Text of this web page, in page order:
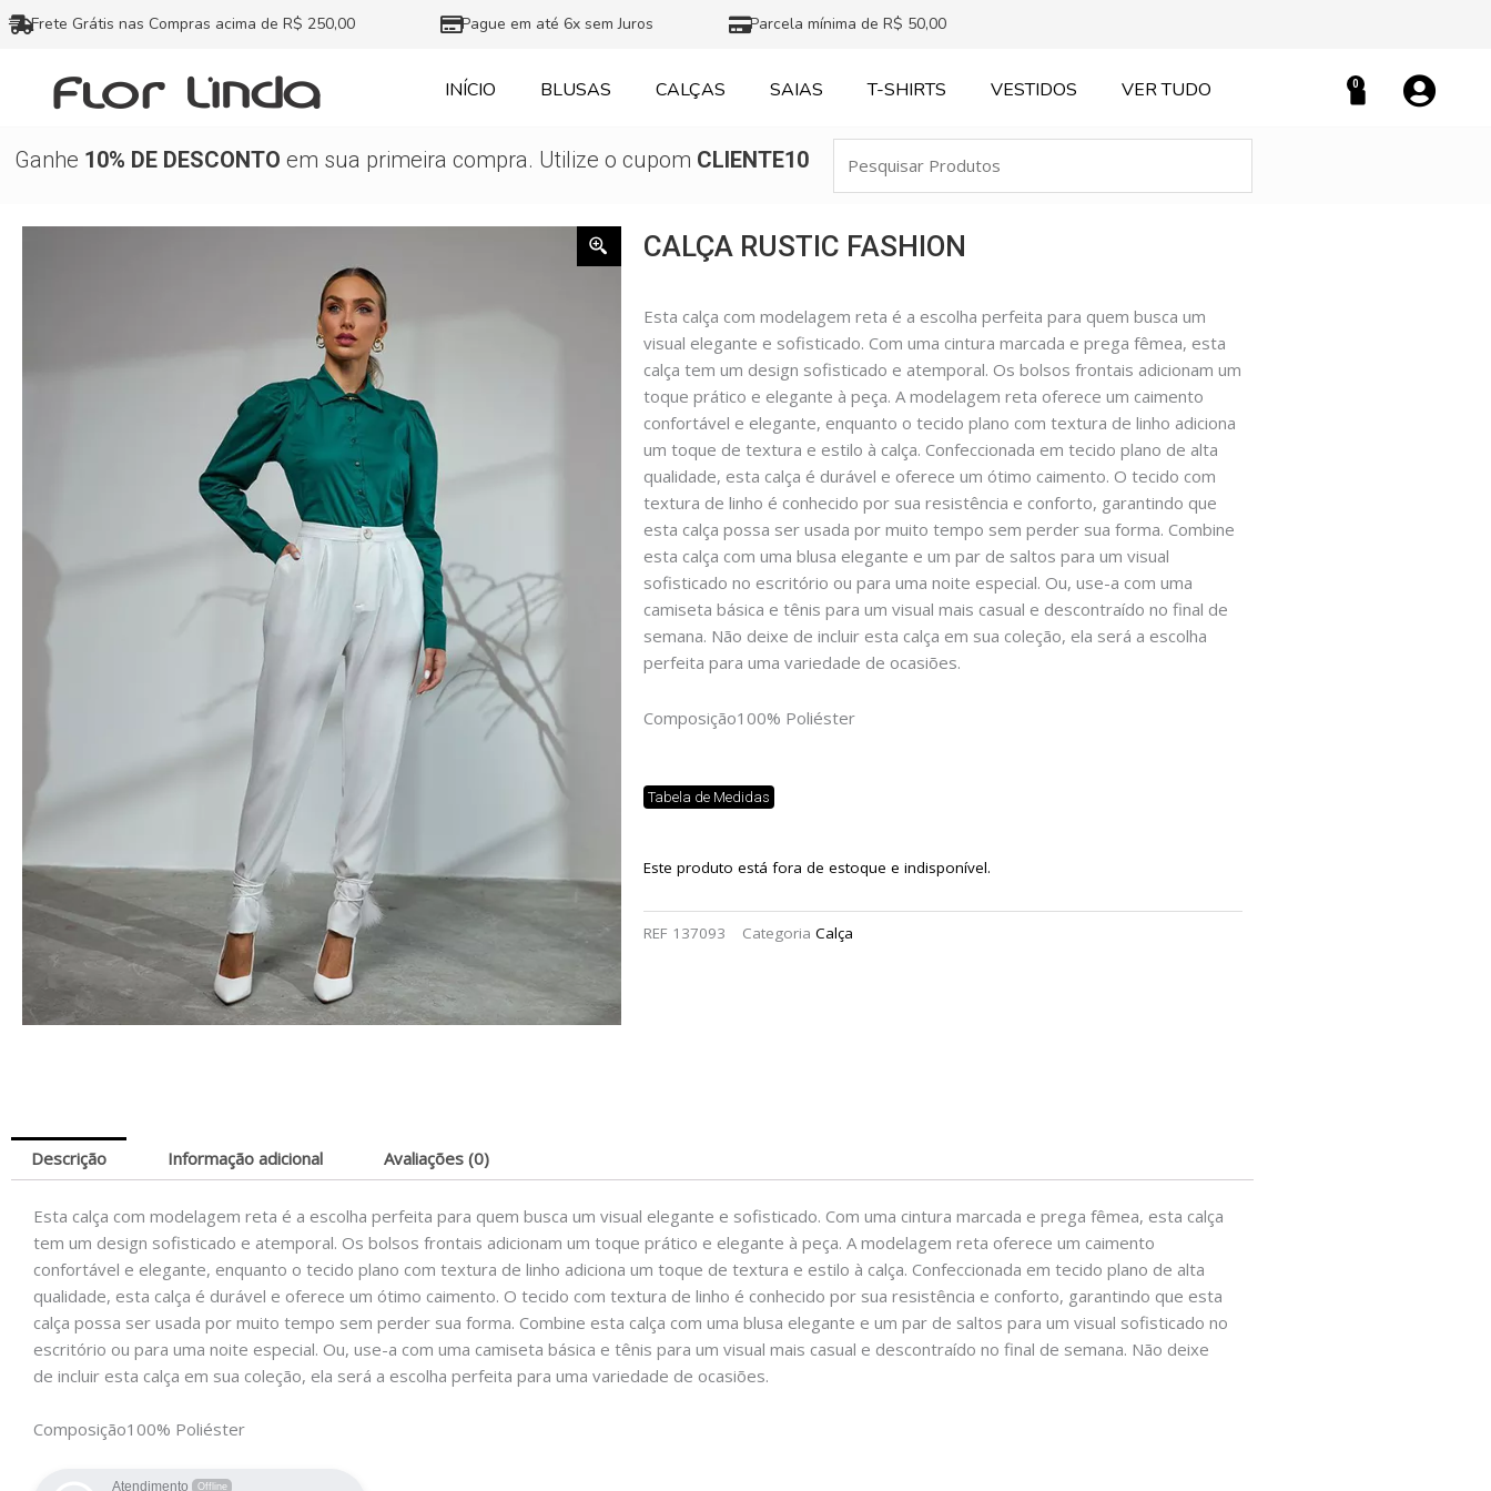
Ir
para
conteúdo
Frete Grátis nas Compras acima de R$ 250,00 Pague em até 6x sem Juros Parcela mínima de R$ 50,00
INÍCIO BLUSAS CALÇAS SAIAS T-SHIRTS VESTIDOS VER TUDO 0
Carrinho
Ganhe 10% DE DESCONTO em sua primeira compra. Utilize o cupom CLIENTE10
Produtos
CALÇA RUSTIC FASHION
Esta calça com modelagem reta é a escolha perfeita para quem busca um
visual elegante e sofisticado. Com uma cintura marcada e prega fêmea, esta
calça tem um design sofisticado e atemporal. Os bolsos frontais adicionam um
toque prático e elegante à peça. A modelagem reta oferece um caimento
confortável e elegante, enquanto o tecido plano com textura de linho adiciona
um toque de textura e estilo à calça. Confeccionada em tecido plano de alta
qualidade, esta calça é durável e oferece um ótimo caimento. O tecido com
textura de linho é conhecido por sua resistência e conforto, garantindo que
esta calça possa ser usada por muito tempo sem perder sua forma. Combine
esta calça com uma blusa elegante e um par de saltos para um visual
sofisticado no escritório ou para uma noite especial. Ou, use-a com uma
camiseta básica e tênis para um visual mais casual e descontraído no final de
semana. Não deixe de incluir esta calça em sua coleção, ela será a escolha
perfeita para uma variedade de ocasiões.
Composição100% Poliéster
Tabela de Medidas
Este produto está fora de estoque e indisponível.
REF 137093 Categoria Calça
Descrição Informação adicional Avaliações (0)
Esta calça com modelagem reta é a escolha perfeita para quem busca um visual elegante e sofisticado. Com uma cintura marcada e prega fêmea, esta calça
tem um design sofisticado e atemporal. Os bolsos frontais adicionam um toque prático e elegante à peça. A modelagem reta oferece um caimento
confortável e elegante, enquanto o tecido plano com textura de linho adiciona um toque de textura e estilo à calça. Confeccionada em tecido plano de alta
qualidade, esta calça é durável e oferece um ótimo caimento. O tecido com textura de linho é conhecido por sua resistência e conforto, garantindo que esta
calça possa ser usada por muito tempo sem perder sua forma. Combine esta calça com uma blusa elegante e um par de saltos para um visual sofisticado no
escritório ou para uma noite especial. Ou, use-a com uma camiseta básica e tênis para um visual mais casual e descontraído no final de semana. Não deixe
de incluir esta calça em sua coleção, ela será a escolha perfeita para uma variedade de ocasiões.
Composição100% Poliéster
Atendimento Offline